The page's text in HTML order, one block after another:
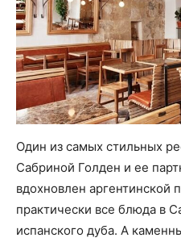
Один из самых стильных
Сабриной Голден и ее
вдохновлен аргентинской
практически все блюда в
испанского дуба. А